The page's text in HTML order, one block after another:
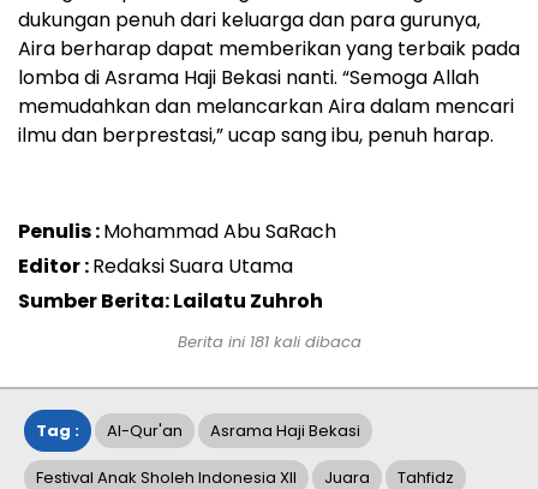
dukungan penuh dari keluarga dan para gurunya,
Aira berharap dapat memberikan yang terbaik pada
lomba di Asrama Haji Bekasi nanti. “Semoga Allah
memudahkan dan melancarkan Aira dalam mencari
ilmu dan berprestasi,” ucap sang ibu, penuh harap.
Penulis :Mohammad Abu SaRach
Editor :Redaksi Suara Utama
Sumber Berita: Lailatu Zuhroh
Berita ini 181kali dibaca
Tag : Al-Qur'an Asrama Haji Bekasi
Festival Anak Sholeh Indonesia XII Juara Tahfidz